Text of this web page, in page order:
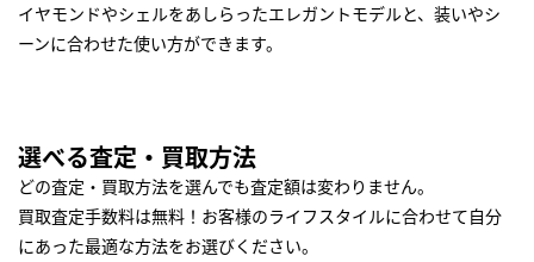
イヤモンドやシェルをあしらったエレガントモデルと、装いやシ
ーンに合わせた使い方ができます。
選べる査定・買取方法
どの査定・買取方法を選んでも査定額は変わりません。
買取査定手数料は無料！お客様のライフスタイルに合わせて自分
にあった最適な方法をお選びください。